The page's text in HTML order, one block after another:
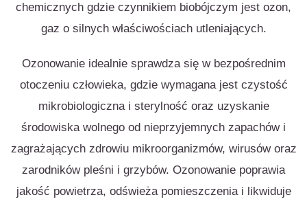
chemicznych gdzie czynnikiem biobójczym jest ozon,
gaz o silnych właściwościach utleniających.
Ozonowanie idealnie sprawdza się w bezpośrednim
otoczeniu człowieka, gdzie wymagana jest czystość
mikrobiologiczna i sterylność oraz uzyskanie
środowiska wolnego od nieprzyjemnych zapachów i
zagrażających zdrowiu mikroorganizmów, wirusów oraz
zarodników pleśni i grzybów. Ozonowanie poprawia
jakość powietrza, odświeża pomieszczenia i likwiduje